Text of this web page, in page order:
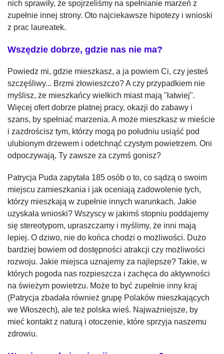
nich sprawiły, że spojrzeliśmy na spełnianie marzeń z
zupełnie innej strony. Oto najciekawsze hipotezy i wnioski
z prac laureatek.
Wszędzie dobrze, gdzie nas nie ma?
Powiedz mi, gdzie mieszkasz, a ja powiem Ci, czy jesteś
szczęśliwy... Brzmi złowieszczo? A czy przypadkiem nie
myślisz, że mieszkańcy wielkich miast mają "łatwiej".
Więcej ofert dobrze płatnej pracy, okazji do zabawy i
szans, by spełniać marzenia. A może mieszkasz w mieście
i zazdrościsz tym, którzy mogą po południu usiąść pod
ulubionym drzewem i odetchnąć czystym powietrzem. Oni
odpoczywają, Ty zawsze za czymś gonisz?
Patrycja Puda zapytała 185 osób o to, co sądzą o swoim
miejscu zamieszkania i jak oceniają zadowolenie tych,
którzy mieszkają w zupełnie innych warunkach. Jakie
uzyskała wnioski? Wszyscy w jakimś stopniu poddajemy
się stereotypom, upraszczamy i myślimy, że inni mają
lepiej. O dziwo, nie do końca chodzi o możliwości. Dużo
bardziej bowiem od dostępności atrakcji czy możliwości
rozwoju. Jakie miejsca uznajemy za najlepsze? Takie, w
których pogoda nas rozpieszcza i zachęca do aktywności
na świeżym powietrzu. Może to być zupełnie inny kraj
(Patrycja zbadała również grupę Polaków mieszkających
we Włoszech), ale też polska wieś. Najważniejsze, by
mieć kontakt z naturą i otoczenie, które sprzyja naszemu
zdrowiu.